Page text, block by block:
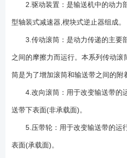
2.驱动装置：是输送机中的动力
型轴装式减速器,楔块式逆止器组成。
3.传动滚筒：是动力传递的主要
之间的摩擦力而运行。本系列传动滚
筒是为了增加滚筒和输送带之间的附
4.改向滚筒：用于改变输送带的
送带下表面(非承载面)。
5.压带轮：用于改变输送带的运
表面(承载面)。